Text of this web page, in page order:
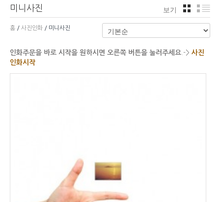
미니사진 보기 격자
홈 / 사진인화 / 미니사진
인화주문을 바로 시작을 원하시면 오른쪽 버튼을 눌러주세요 .-> 사진
인화시작